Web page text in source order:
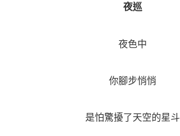
夜巡
夜色中
你腳步悄悄
是怕驚擾了天空的星斗